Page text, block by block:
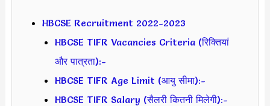
HBCSE Recruitment 2022-2023
HBCSE TIFR Vacancies Criteria (रिक्तियां
और पात्रता):-
HBCSE TIFR Age Limit (आयु सीमा):-
HBCSE TIFR Salary (सैलरी कितनी मिलेगी):-